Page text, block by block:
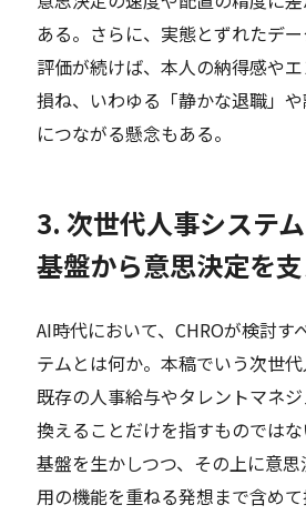
ある。さらに、実態とずれたデ
評価が続けば、本人の納得感や
損ね、いわゆる「静かな退職」
につながる懸念もある。
3. 次世代人事システ
基盤から意思決定を
AI時代において、CHROが検討す
テムとは何か。本稿でいう次世代
既存の人事給与やタレントマネ
換えることだけを指すものでは
基盤を生かしつつ、その上に意
用の機能を重ねる発想まで含め